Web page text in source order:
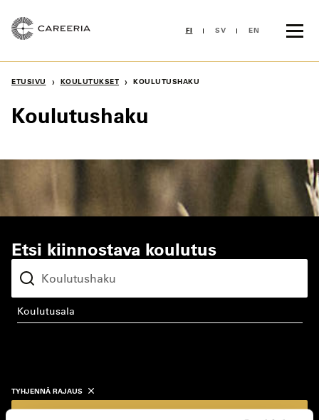
sisältöön
FI SV EN
ETUSIVU › KOULUTUKSET › KOULUTUSHAKU
Koulutushaku
Etsi kiinnostava koulutus
koulutusala
TYHJENNÄ RAJAUS